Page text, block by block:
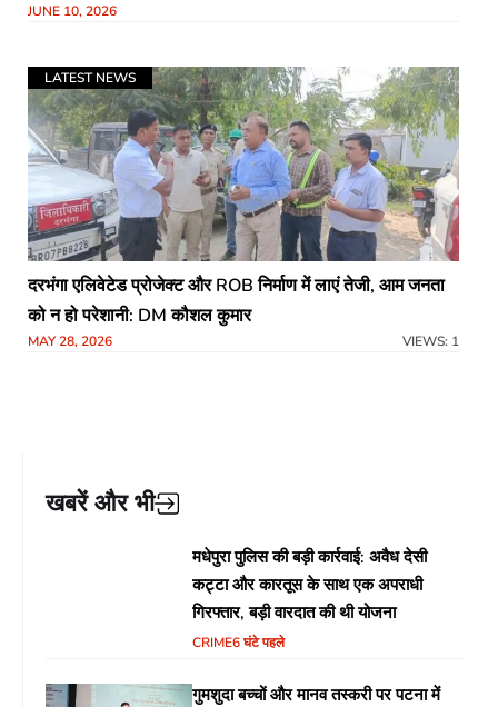
JUNE 10, 2026
LATEST NEWS
दरभंगा एलिवेटेड प्रोजेक्ट और ROB निर्माण में लाएं तेजी, आम जनता
को न हो परेशानी: DM कौशल कुमार
MAY 28, 2026 VIEWS: 1
खबरें और भी
मधेपुरा पुलिस की बड़ी कार्रवाई: अवैध देसी
कट्टा और कारतूस के साथ एक अपराधी
गिरफ्तार, बड़ी वारदात की थी योजना
CRIME6 घंटे पहले
गुमशुदा बच्चों और मानव तस्करी पर पटना में